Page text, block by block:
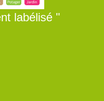
labélisé "